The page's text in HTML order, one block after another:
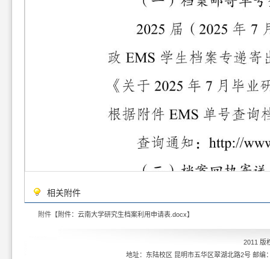
相关附件
附件【 附件：云南大学研究生档案利用申请表.docx】
2011 版
地址：东陆校区 昆明市五华区翠湖北路2号 邮编